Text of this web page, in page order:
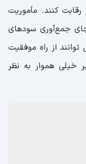
کنند. مأموریت
جمع‌آوری سودهای
از راه موفقیت
خیلی هموار به نظر